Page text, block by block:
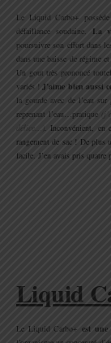
Le Liquid Carbo+
défaillance soudaine. La
poursuivre son effort dans
dans une baisse de régime
Un gout très prononcé
variés ! J’aime bien aussi
la gourde avec de l’eau
reprenant l’eau…pratique
délice…)
Inconvénient, en
rangement de sac ! De
facile. J’en avais pris quatre
Liquid
Le Liquid Carbo+ est une